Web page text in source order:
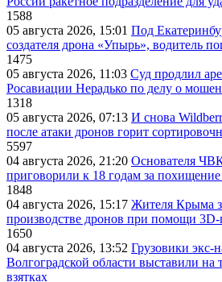
1588
05 августа 2026, 15:01 Под
создателя дрона «Упырь», водитель
1475
05 августа 2026, 11:03 Суд продлил
Росавиации Нерадько по делу о
1318
05 августа 2026, 07:13 И снова
после атаки дронов горит
5597
04 августа 2026, 21:20 Основателя
приговорили к 18 годам за
1848
04 августа 2026, 15:17 Жителя Крыма
производстве дронов при помощи
1650
04 августа 2026, 13:52 Грузовики экс-
Волгоградской области выставили на
взятках